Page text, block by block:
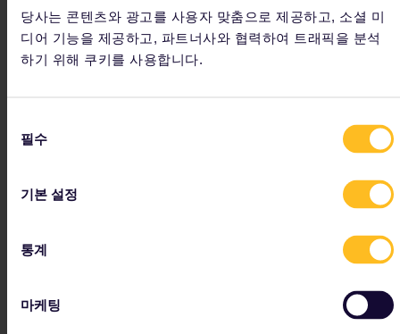
당사는 콘텐츠와 광고를 사용자 맞춤으로 제공하고, 소셜 미
디어 기능을 제공하고, 파트너사와 협력하여 트래픽을 분석
하기 위해 쿠키를 사용합니다.
필수
기본 설정
통계
마케팅
하리치(영국) - 후크반홀란드(네덜란드) 9시간
14시간
로스토크(독일) - 트렐레보리(스웨덴) 6시간 30분
그디니아(폴란드) - 카를스크로나(스웨덴) 10시간 30분
벤츠필스(라트비아) - 뉘네스함(스웨덴) 7시간 30분